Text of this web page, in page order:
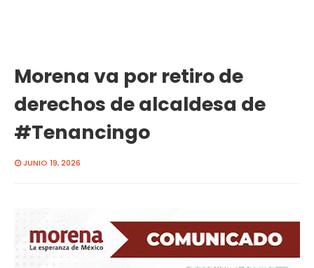
Morena va por retiro de
derechos de alcaldesa de
#Tenancingo
JUNIO 19, 2026